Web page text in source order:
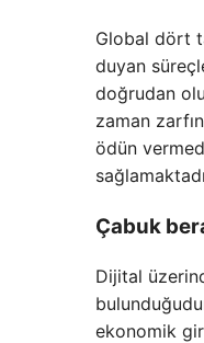
Global dört
duyan
doğrudan
zaman
ödün
Çabuk
Dijital
ekonomik